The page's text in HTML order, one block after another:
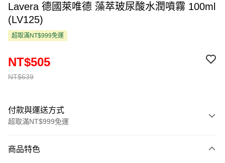
Lavera 德國萊唯德 藻萃玻尿酸水潤噴霧 100ml
(LV125)
超取滿NT$999免運
NT$639
NT$505
付款與運送方式
超取滿NT$999免運
信用卡一次付款
商品特色